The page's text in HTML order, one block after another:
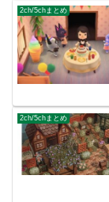
2ch/5chまとめ
2ch/5chまとめ